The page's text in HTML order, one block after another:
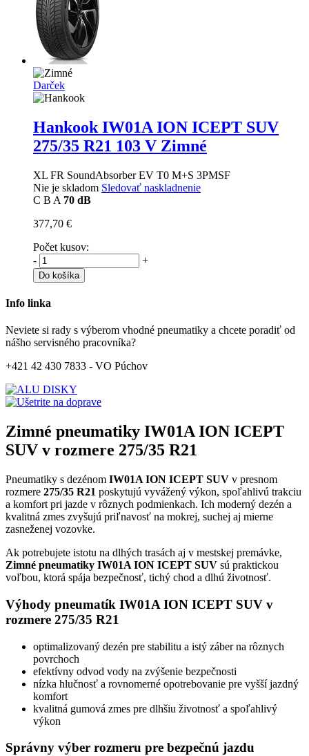
Darček
Hankook IW01A ION ICEPT SUV
275/35 R21 103 V Zimné
XL FR SoundAbsorber EV T0 M+S 3PMSF
Nie je skladom Sledovať naskladnenie
C B A 70 dB
377,70 €
Počet kusov:
-
+
Do košíka
Info linka
Neviete si rady s výberom vhodné pneumatiky a chcete poradiť od
nášho servisného pracovníka?
+421 42 430 7833 - VO Púchov
Zimné pneumatiky IW01A ION ICEPT
SUV v rozmere 275/35 R21
Pneumatiky s dezénom IW01A ION ICEPT SUV v presnom
rozmere 275/35 R21 poskytujú vyvážený výkon, spoľahlivú trakciu
a komfort pri jazde v rôznych podmienkach. Ich moderný dezén a
kvalitná zmes zvyšujú priľnavosť na mokrej, suchej aj mierne
zasneženej vozovke.
Ak potrebujete istotu na dlhých trasách aj v mestskej premávke,
Zimné pneumatiky IW01A ION ICEPT SUV sú praktickou
voľbou, ktorá spája bezpečnosť, tichý chod a dlhú životnosť.
Výhody pneumatík IW01A ION ICEPT SUV v
rozmere 275/35 R21
optimalizovaný dezén pre stabilitu a istý záber na rôznych
povrchoch
efektívny odvod vody na zvýšenie bezpečnosti
nízka hlučnosť a rovnomerné opotrebovanie pre vyšší jazdný
komfort
kvalitná gumová zmes pre dlhšiu životnosť a spoľahlivý
výkon
Správny výber rozmeru pre bezpečnú jazdu